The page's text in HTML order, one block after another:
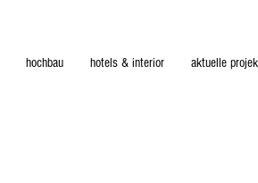
hochbau hotels & interior aktuelle